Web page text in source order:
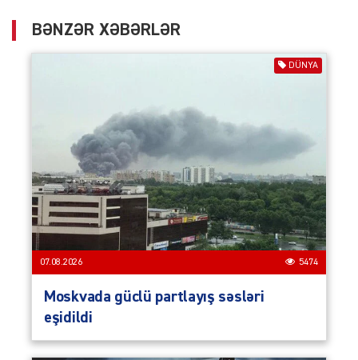
BƏNZƏR XƏBƏRLƏR
DÜNYA
07.08.2026 5474
Moskvada güclü partlayış səsləri
eşidildi